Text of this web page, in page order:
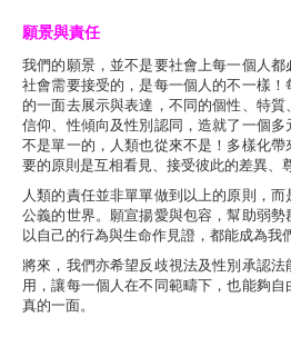
願景與責任
我們的願景，並不是要社會上每一個人都
社會需要接受的，是每一個人的不一樣
的一面去展示與表達，不同的個性、特質
信仰、性傾向及性別認同，造就了一個
不是單一的，人類也從來不是！多樣化
要的原則是互相看見、接受彼此的差異、
人類的責任並非單單做到以上的原則，
公義的世界。願宣揚愛與包容，幫助弱勢
以自己的行為與生命作見證，都能成為我
將來，我們亦希望反歧視法及性別承認
用，讓每一個人在不同範疇下，也能夠
真的一面。